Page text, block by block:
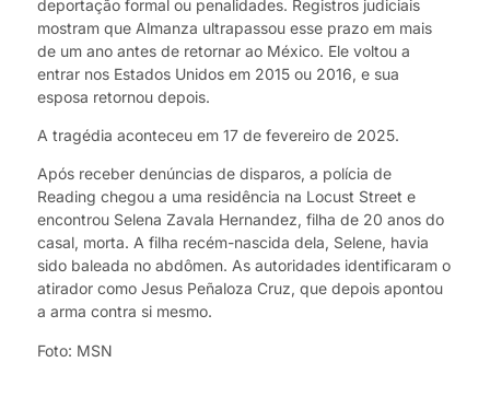
deportação formal ou penalidades. Registros judiciais
mostram que Almanza ultrapassou esse prazo em mais
de um ano antes de retornar ao México. Ele voltou a
entrar nos Estados Unidos em 2015 ou 2016, e sua
esposa retornou depois.
A tragédia aconteceu em 17 de fevereiro de 2025.
Após receber denúncias de disparos, a polícia de
Reading chegou a uma residência na Locust Street e
encontrou Selena Zavala Hernandez, filha de 20 anos do
casal, morta. A filha recém-nascida dela, Selene, havia
sido baleada no abdômen. As autoridades identificaram o
atirador como Jesus Peñaloza Cruz, que depois apontou
a arma contra si mesmo.
Foto: MSN